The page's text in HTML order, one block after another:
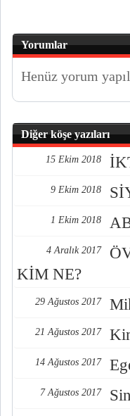
Yorumlar
Henüz yorum
Diğer köşe yazıları
15 Ekim 2018
9 Ekim 2018
1 Ekim 2018
4 Aralık 2017
KİM NE?
29 Ağustos 2017
21 Ağustos 2017
14 Ağustos 2017
7 Ağustos 2017